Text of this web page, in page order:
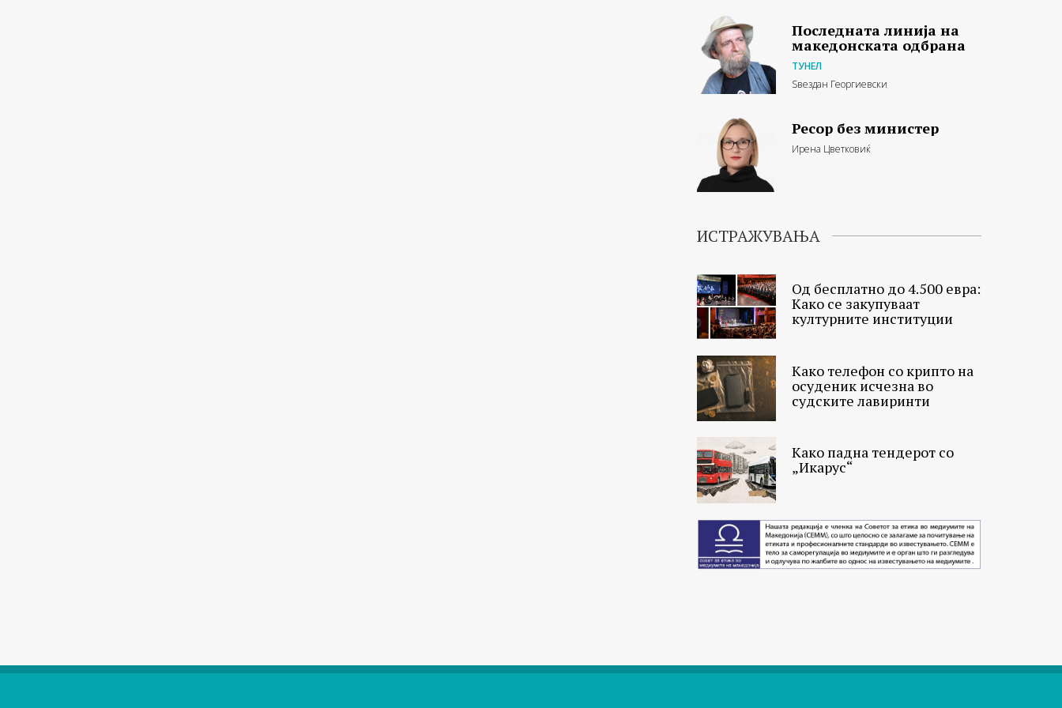
Последната линија на
македонската одбрана
ТУНЕЛ
Ѕвездан Георгиевски
Ресор без министер
Ирена Цветковиќ
ИСТРАЖУВАЊА
Од бесплатно до 4.500 евра:
Како се закупуваат
културните институции
Како телефон со крипто на
осуденик исчезна во
судските лавиринти
Како падна тендерот со
„Икарус“